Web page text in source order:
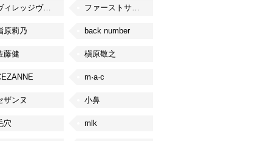
ヴィレッジヴァンガード ファーストサマーウイカ
原莉乃 back number
藤健 槇原敬之
m·a·c
ザンヌ 小鼻
穴 mlk